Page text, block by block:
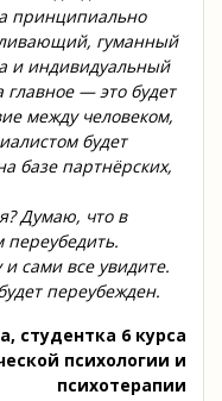
принципиально
гуманный
и индивидуальный
— это будет
между человеком,
будет
базе партнёрских,
Думаю, что в
переубедить.
сами все увидите.
переубежден.
студентка 6 курса
психологии и
психотерапии